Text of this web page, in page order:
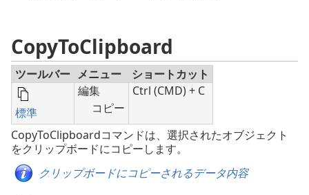
CopyToClipboard
ツールバー メニュー ショートカット
標準
編集
コピー
Ctrl (CMD) + C
CopyToClipboardコマンドは、選択されたオブジェクト
をクリップボードにコピーします。
クリップボードにコピーされるデータ内容